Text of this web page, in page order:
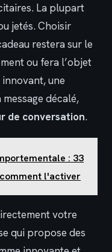
La plupart
jetés. Choisir
restera sur le
ou fera l’objet
innovant, une
décalé,
de conversation.
: 33
l'activer
votre
qui propose des